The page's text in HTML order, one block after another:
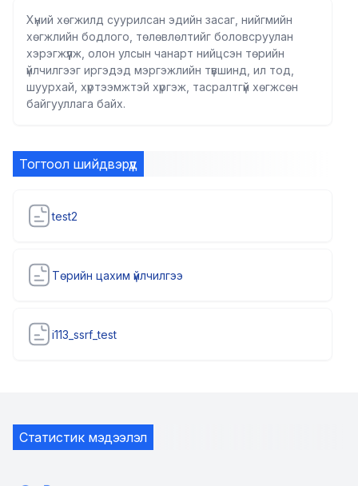
Хүний хөгжилд суурилсан эдийн засаг, нийгмийн
хөгжлийн бодлого, төлөвлөлтийг боловсруулан
хэрэгжүүлж, олон улсын чанарт нийцсэн төрийн
үйлчилгээг иргэдэд мэргэжлийн түвшинд, ил тод,
шуурхай, хүртээмжтэй хүргэж, тасралтгүй хөгжсөн
байгууллага байх.
Тогтоол шийдвэрүүд
test2
Төрийн цахим үйлчилгээ
i113_ssrf_test
Статистик мэдээлэл